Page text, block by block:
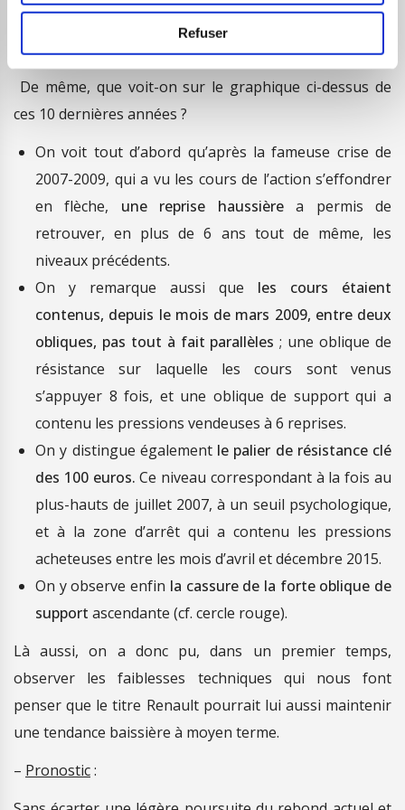
Refuser
De même, que voit-on sur le graphique ci-dessus de
ces 10 dernières années ?
On voit tout d’abord qu’après la fameuse crise de
2007-2009, qui a vu les cours de l’action s’effondrer
en flèche, une reprise haussièrea permis de
retrouver, en plus de 6 ans tout de même, les
niveaux précédents.
On y remarque aussi que les cours étaient
contenus, depuis le mois de mars 2009, entre deux
obliques, pas tout à fait parallèles; une oblique de
résistance sur laquelle les cours sont venus
s’appuyer 8 fois, et une oblique de support qui a
contenu les pressions vendeuses à 6 reprises.
On y distingue également le palier de résistance clé
des 100 euros. Ce niveau correspondant à la fois au
plus-hauts de juillet 2007, à un seuil psychologique,
et à la zone d’arrêt qui a contenu les pressions
acheteuses entre les mois d’avril et décembre 2015.
On y observe enfin la cassure de la forte oblique de
support ascendante (cf. cercle rouge).
Là aussi, on a donc pu, dans un premier temps,
observer les faiblesses techniques qui nous font
penser que le titre Renault pourrait lui aussi maintenir
une tendance baissière à moyen terme.
– Pronostic: